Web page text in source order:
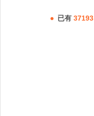
已有 37193